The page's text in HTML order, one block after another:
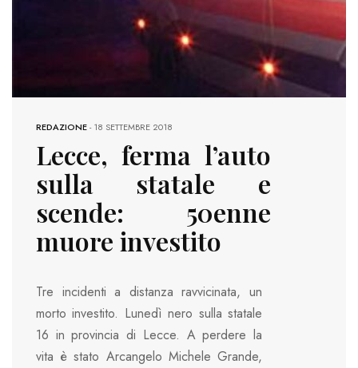
REDAZIONE-18 SETTEMBRE 2018
Lecce, ferma l’auto
sulla statale e
scende: 50enne
muore investito
Tre incidenti a distanza ravvicinata, un
morto investito. Lunedì nero sulla statale
16 in provincia di Lecce. A perdere la
vita è stato Arcangelo Michele Grande,